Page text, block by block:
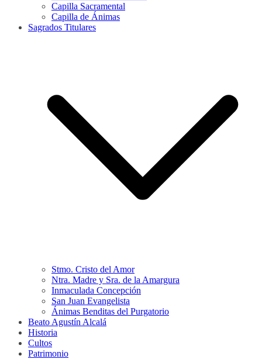
Capilla Sacramental
Capilla de Ánimas
Sagrados Titulares
Stmo. Cristo del Amor
Ntra. Madre y Sra. de la Amargura
Inmaculada Concepción
San Juan Evangelista
Ánimas Benditas del Purgatorio
Beato Agustín Alcalá
Historia
Cultos
Patrimonio